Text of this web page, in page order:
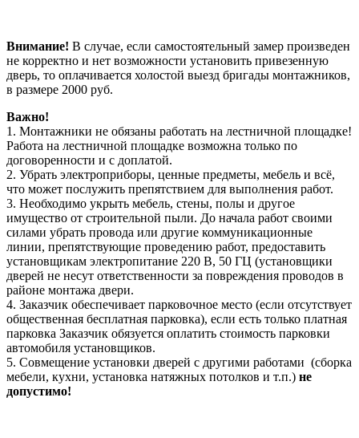
Внимание! В случае, если самостоятельный замер произведен
не корректно и нет возможности установить привезенную
дверь, то оплачивается холостой выезд бригады монтажников,
в размере 2000 руб.
Важно!
1. Монтажники не обязаны работать на лестничной площадке!
Работа на лестничной площадке возможна только по
договоренности и с доплатой.
2. Убрать электроприборы, ценные предметы, мебель и всё,
что может послужить препятствием для выполнения работ.
3. Необходимо укрыть мебель, стены, полы и другое
имущество от строительной пыли. До начала работ своими
силами убрать провода или другие коммуникационные
линии, препятствующие проведению работ, предоставить
установщикам электропитание 220 В, 50 ГЦ (установщики
дверей не несут ответственности за повреждения проводов в
районе монтажа двери.
4. Заказчик обеспечивает парковочное место (если отсутствует
общественная бесплатная парковка), если есть только платная
парковка Заказчик обязуется оплатить стоимость парковки
автомобиля установщиков.
5. Совмещение установки дверей с другими работами (сборка
мебели, кухни, установка натяжных потолков и т.п.) не
допустимо!